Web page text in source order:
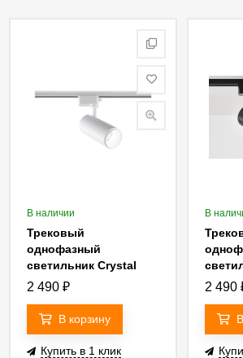
В наличии
Трековый
однофазный
светильник Crystal
Lux CLT 0.31 021 WH
2 490 ₽
В корзину
Купить в 1 клик
В
Lux
2 490